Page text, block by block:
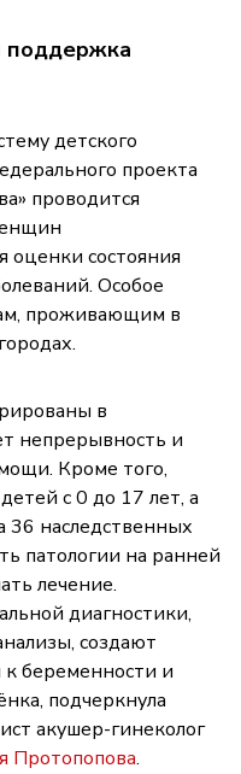
поддержка
детского
проекта
проводится
оценки состояния
Особое
проживающим в
в
непрерывность и
Кроме того,
с 0 до 17 лет, а
наследственных
патологии на ранней
лечение.
диагностики,
создают
к беременности и
подчеркнула
акушер-гинеколог
Протопопова.